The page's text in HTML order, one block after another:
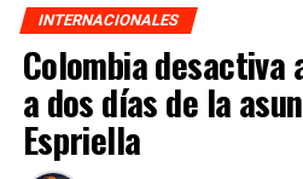
INTERNACIONALES
Colombia desactiva
a dos días de la
Espriella